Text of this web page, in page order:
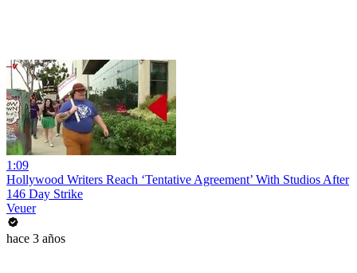
1:09
Hollywood Writers Reach ‘Tentative Agreement’ With Studios After
146 Day Strike
Veuer
hace 3 años